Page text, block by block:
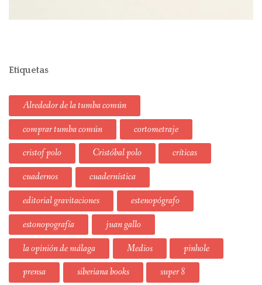
Etiquetas
Alrededor de la tumba común
comprar tumba común
cortometraje
cristof polo
Cristóbal polo
críticas
cuadernos
cuadernística
editorial gravitaciones
estenopógrafo
estonopografía
juan gallo
la opinión de málaga
Medios
pinhole
prensa
siberiana books
super 8